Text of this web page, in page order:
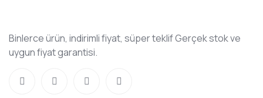
Binlerce ürün, indirimli fiyat, süper teklif Gerçek stok ve
uygun fiyat garantisi.